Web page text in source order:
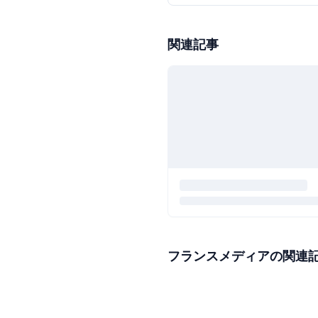
関連記事
フランスメディアの関連